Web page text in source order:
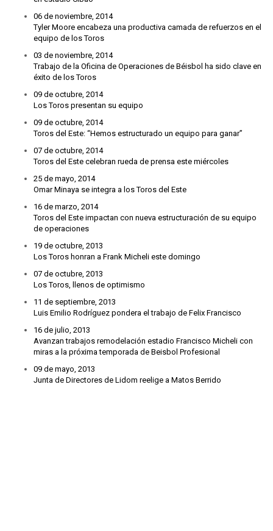
06 de noviembre, 2014
Tyler Moore encabeza una productiva camada de refuerzos en el
equipo de los Toros
03 de noviembre, 2014
Trabajo de la Oficina de Operaciones de Béisbol ha sido clave en
éxito de los Toros
09 de octubre, 2014
Los Toros presentan su equipo
09 de octubre, 2014
Toros del Este: “Hemos estructurado un equipo para ganar”
07 de octubre, 2014
Toros del Este celebran rueda de prensa este miércoles
25 de mayo, 2014
Omar Minaya se integra a los Toros del Este
16 de marzo, 2014
Toros del Este impactan con nueva estructuración de su equipo
de operaciones
19 de octubre, 2013
Los Toros honran a Frank Micheli este domingo
07 de octubre, 2013
Los Toros, llenos de optimismo
11 de septiembre, 2013
Luis Emilio Rodríguez pondera el trabajo de Felix Francisco
16 de julio, 2013
Avanzan trabajos remodelación estadio Francisco Micheli con
miras a la próxima temporada de Beisbol Profesional
09 de mayo, 2013
Junta de Directores de Lidom reelige a Matos Berrido